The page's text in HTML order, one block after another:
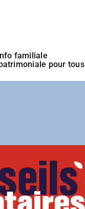
familiale
pour tous